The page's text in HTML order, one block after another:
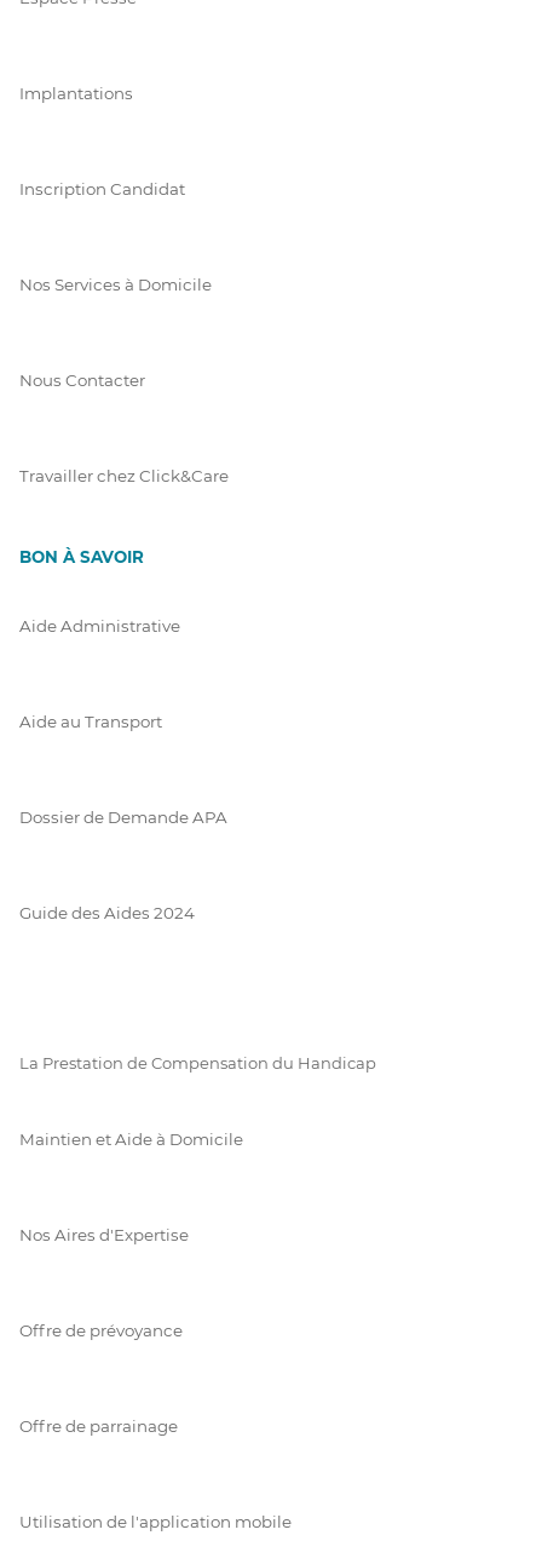
Implantations
Inscription Candidat
Nos Services à Domicile
Nous Contacter
Travailler chez Click&Care
BON À SAVOIR
Aide Administrative
Aide au Transport
Dossier de Demande APA
Guide des Aides 2024
La Prestation de Compensation du Handicap
Maintien et Aide à Domicile
Nos Aires d'Expertise
Offre de prévoyance
Offre de parrainage
Utilisation de l'application mobile